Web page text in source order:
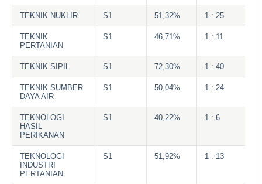
TEKNIK NUKLIR S1 51,32% 1 : 25
TEKNIK
PERTANIAN
S1 46,71% 1 : 11
TEKNIK SIPIL S1 72,30% 1 : 40
TEKNIK SUMBER
DAYA AIR
S1 50,04% 1 : 24
TEKNOLOGI
HASIL
PERIKANAN
S1 40,22% 1 : 6
TEKNOLOGI
INDUSTRI
PERTANIAN
S1 51,92% 1 : 13